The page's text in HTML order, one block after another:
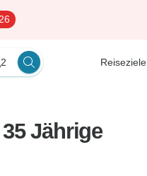
2 Reiseziele
Jährige